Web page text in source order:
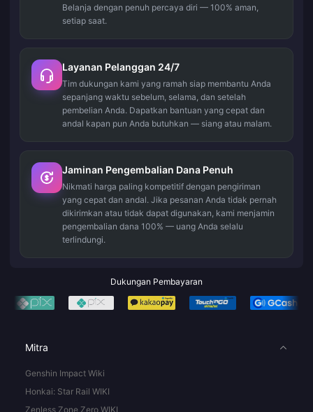
Belanja dengan penuh percaya diri — 100% aman,
setiap saat.
Layanan Pelanggan 24/7
Tim dukungan kami yang ramah siap membantu Anda
sepanjang waktu sebelum, selama, dan setelah
pembelian Anda. Dapatkan bantuan yang cepat dan
andal kapan pun Anda butuhkan — siang atau malam.
Jaminan Pengembalian Dana Penuh
Nikmati harga paling kompetitif dengan pengiriman
yang cepat dan andal. Jika pesanan Anda tidak pernah
dikirimkan atau tidak dapat digunakan, kami menjamin
pengembalian dana 100% — uang Anda selalu
terlindungi.
Dukungan Pembayaran
Mitra
Genshin Impact Wiki
Honkai: Star Rail WIKI
Zenless Zone Zero WIKI